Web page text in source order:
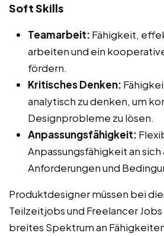
Soft Skills
Teamarbeit: Fähigkeit,
arbeiten und ein
fördern.
Kritisches Denken:
analytisch zu denken, um
Designprobleme zu lösen.
Anpassungsfähigkeit:
Anpassungsfähigkeit an
Anforderungen und
Produktdesigner müssen bei
Teilzeitjobs und Freelancer
breites Spektrum an